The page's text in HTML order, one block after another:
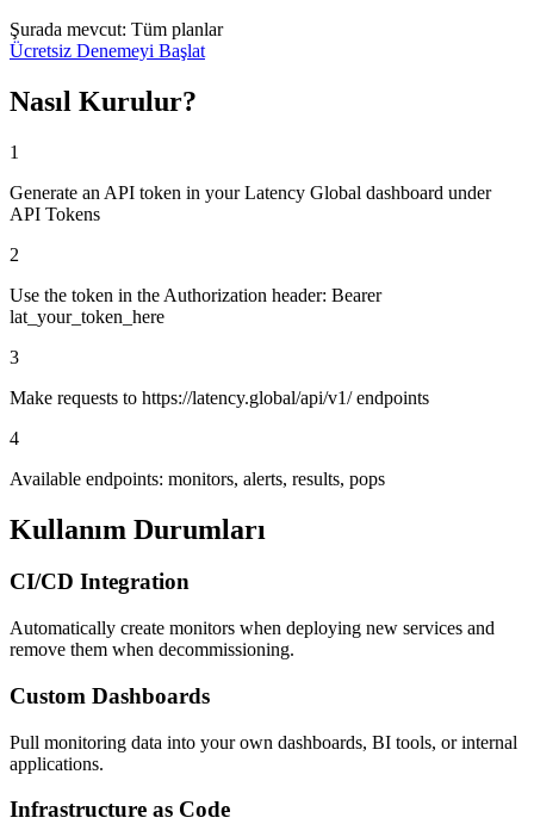
Şurada mevcut: Tüm planlar
Ücretsiz Denemeyi Başlat
Nasıl Kurulur?
1
Generate an API token in your Latency Global dashboard under
API Tokens
2
Use the token in the Authorization header: Bearer
lat_your_token_here
3
Make requests to https://latency.global/api/v1/ endpoints
4
Available endpoints: monitors, alerts, results, pops
Kullanım Durumları
CI/CD Integration
Automatically create monitors when deploying new services and
remove them when decommissioning.
Custom Dashboards
Pull monitoring data into your own dashboards, BI tools, or internal
applications.
Infrastructure as Code